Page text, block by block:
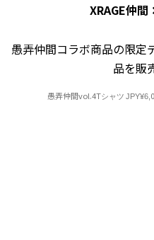
XRAGE仲間
愚弄仲間コラボ商品の限定
品を販
愚弄仲間vol.4Tシャツ JPY¥6,